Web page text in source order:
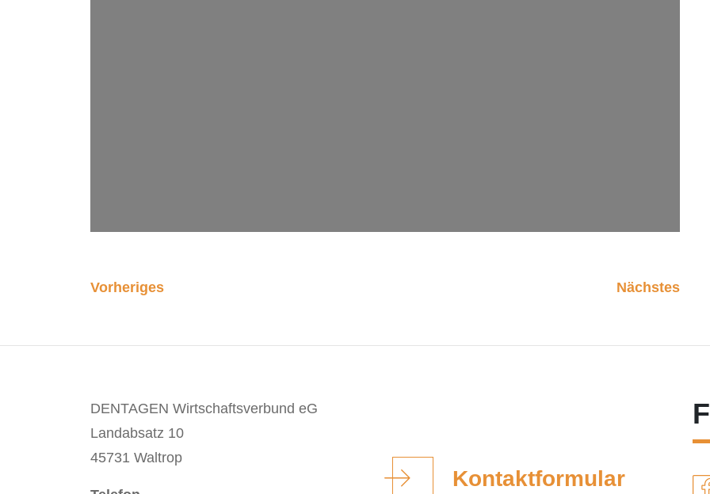
Vorheriges Nächstes
DENTAGEN Wirtschaftsverbund eG
Landabsatz 10
45731 Waltrop
Kontaktformular